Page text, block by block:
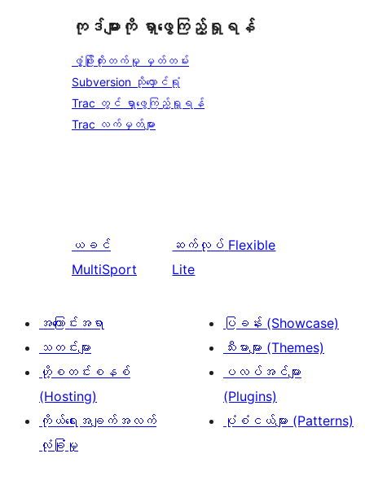
ကုဒ်များကို ရှာဖွေကြည့်ရှုရန်
ဖွံ့ဖြိုးတိုးတက်မှု မှတ်တမ်း
Subversion သိုလှောင်ရုံ
Trac တွင် ရှာဖွေကြည့်ရှုရန်
Trac လက်မှတ်များ
ယခင်
MultiSport
ဆက်လုပ် Flexible
Lite
အကြောင်းအရာ
သတင်းများ
ဟို့စတင်းစနစ်
(Hosting)
ကိုယ်ရေးအချက်အလက်
လုံခြုံမှု
ပြခန်း (Showcase)
သီးမားများ (Themes)
ပလပ်အင်များ
(Plugins)
ပုံစံငယ်များ (Patterns)